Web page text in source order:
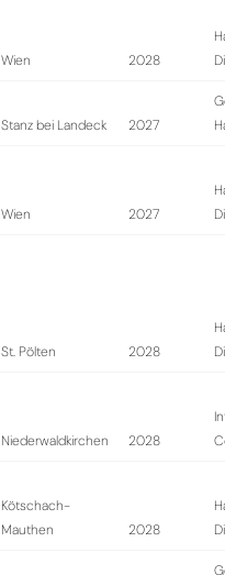
Wien 2028
Stanz bei Landeck 2027
Wien 2027
St. Pölten 2028
Niederwaldkirchen 2028
Kötschach-
Mauthen
2028